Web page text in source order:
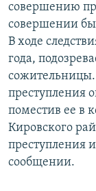
совершению
совершении
В ходе
года,
сожительницы.
преступления
поместив ее в
Кировского
преступления
сообщении.